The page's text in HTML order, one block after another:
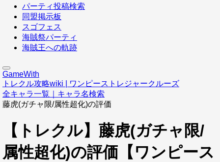
パーティ投稿検索
同盟掲示板
スゴフェス
海賊祭パーティ
海賊王への軌跡
GameWith
トレクル攻略wiki | ワンピーストレジャークルーズ
全キャラ一覧｜キャラ名検索
藤虎(ガチャ限/属性超化)の評価
【トレクル】藤虎(ガチャ限/
属性超化)の評価【ワンピース